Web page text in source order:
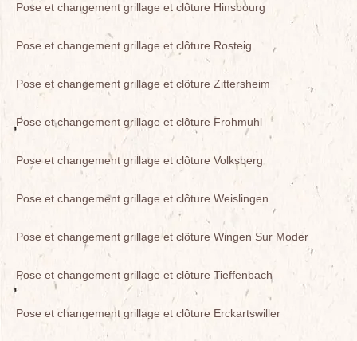
Pose et changement grillage et clôture Hinsbourg
Pose et changement grillage et clôture Rosteig
Pose et changement grillage et clôture Zittersheim
Pose et changement grillage et clôture Frohmuhl
Pose et changement grillage et clôture Volksberg
Pose et changement grillage et clôture Weislingen
Pose et changement grillage et clôture Wingen Sur Moder
Pose et changement grillage et clôture Tieffenbach
Pose et changement grillage et clôture Erckartswiller